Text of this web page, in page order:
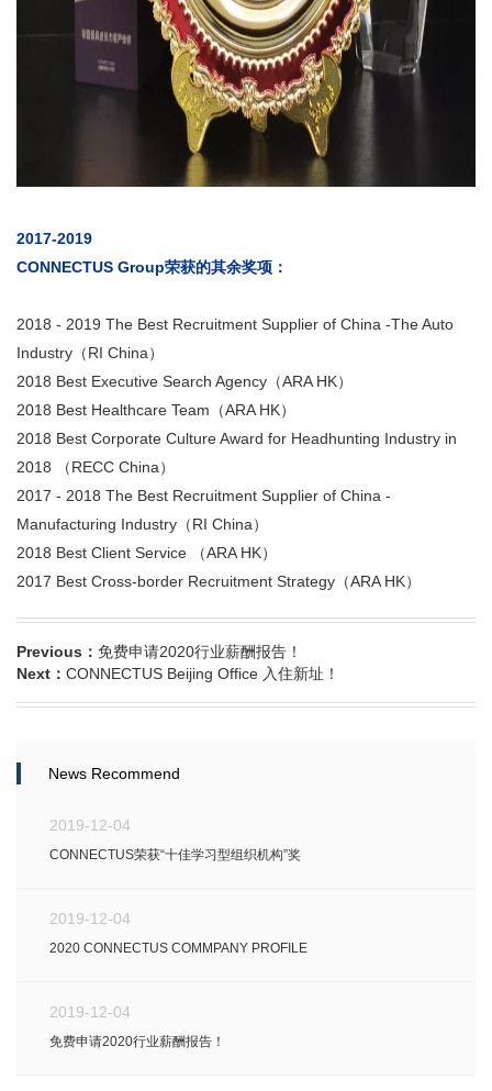
2017-2019
CONNECTUS Group荣获的其余奖项：
2018 - 2019 The Best Recruitment Supplier of China -The Auto
Industry（RI China）
2018 Best Executive Search Agency（ARA HK）
2018 Best Healthcare Team（ARA HK）
2018 Best Corporate Culture Award for Headhunting Industry in
2018 （RECC China）
2017 - 2018 The Best Recruitment Supplier of China -
Manufacturing Industry（RI China）
2018 Best Client Service （ARA HK）
2017 Best Cross-border Recruitment Strategy（ARA HK）
Previous： 免费申请2020行业薪酬报告！
Next： CONNECTUS Beijing Office 入住新址！
News Recommend
2019-12-04
CONNECTUS荣获“十佳学习型组织机构”奖
2019-12-04
2020 CONNECTUS COMMPANY PROFILE
2019-12-04
免费申请2020行业薪酬报告！